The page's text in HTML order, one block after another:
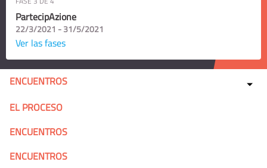
PartecipAzione
22/3/2021 - 31/5/2021
Ver las fases
ENCUENTROS
EL PROCESO
ENCUENTROS
ENCUENTROS